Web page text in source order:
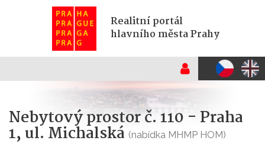
Realitní portál
hlavního města Prahy
Nebytový prostor č. 110 - Praha
1, ul. Michalská (nabídka MHMP HOM)